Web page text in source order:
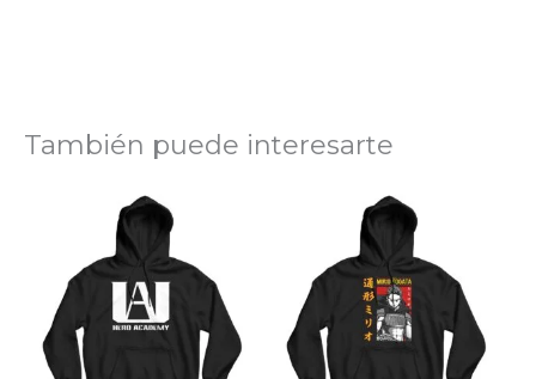
También puede interesarte